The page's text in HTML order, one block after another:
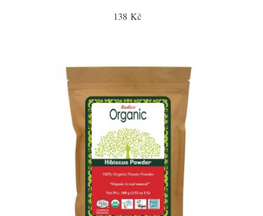
138 Kč